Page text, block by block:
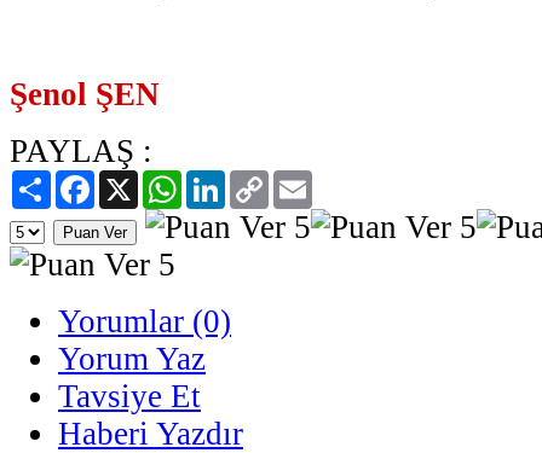
Şenol ŞEN
PAYLAŞ :
PaylaşFacebook
X WhatsAppLinkedIn
Copy
Link
Yorumlar (0)
Yorum Yaz
Tavsiye Et
Haberi Yazdır